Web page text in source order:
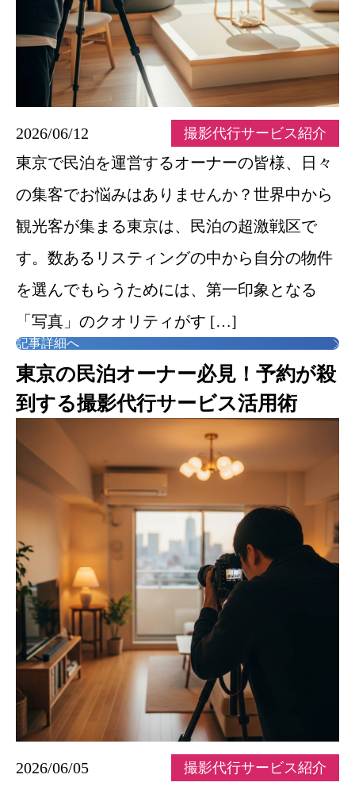
2026/06/12 撮影代行サービス紹介
東京で民泊を運営するオーナーの皆様、日々
の集客でお悩みはありませんか？世界中から
観光客が集まる東京は、民泊の超激戦区で
す。数あるリスティングの中から自分の物件
を選んでもらうためには、第一印象となる
「写真」のクオリティがす […]
記事詳細へ
東京の民泊オーナー必見！予約が殺
到する撮影代行サービス活用術
2026/06/05 撮影代行サービス紹介